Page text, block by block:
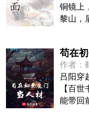
铜镜上
黎山，
苟在
作者：
吕阳穿
【百
能带回